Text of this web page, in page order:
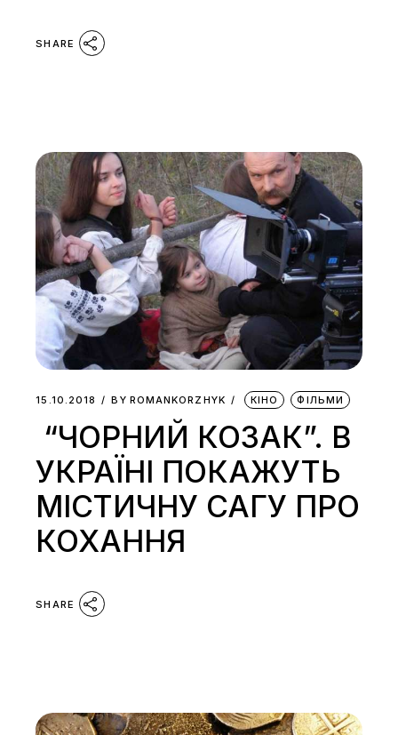
SHARE
15.10.2018 BY ROMANKORZHYK КІНО ФІЛЬМИ
“ЧОРНИЙ КОЗАК”. В
УКРАЇНІ ПОКАЖУТЬ
МІСТИЧНУ САГУ ПРО
КОХАННЯ
SHARE